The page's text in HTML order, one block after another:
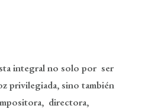
integral no solo por ser
privilegiada, sino también
directora,